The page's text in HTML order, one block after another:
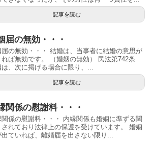
記事を読む
届の無効・・・
届の無効・・・ 結婚は、当事者に結婚の意思が
れば無効です。 （婚姻の無効） 民法第742条
は、次に掲げる場合に限り、...
記事を読む
関係の慰謝料・・・
関係の慰謝料・・・ 内縁関係も婚姻に準ずる関
されており法律上の保護を受けています。 婚姻
出ていれば、離婚届を出さない限り...